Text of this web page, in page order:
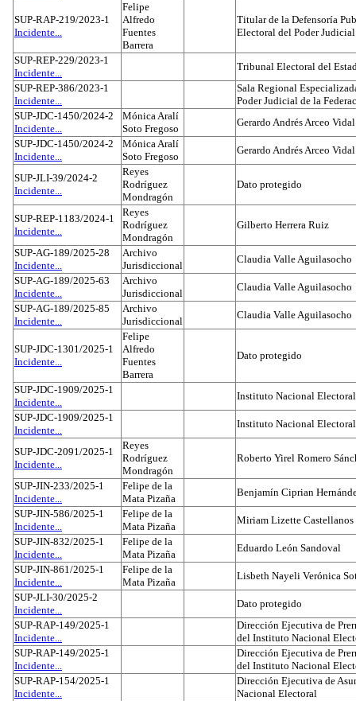
SUP-RAP-219/2023-1
Incidente...
Felipe
Alfredo
Fuentes
Barrera
Titular de la Defensoría
Electoral del Poder
SUP-REP-229/2023-1
Incidente...
Tribunal Electoral del
SUP-REP-386/2023-1
Incidente...
Sala Regional
Poder Judicial de la
SUP-JDC-1450/2024-2
Incidente...
Mónica Aralí
Soto Fregoso
Gerardo Andrés Arceo Vidal
SUP-JDC-1450/2024-2
Incidente...
Mónica Aralí
Soto Fregoso
Gerardo Andrés Arceo Vidal
SUP-JLI-39/2024-2
Incidente...
Reyes
Rodríguez
Mondragón
Dato protegido
SUP-REP-1183/2024-1
Incidente...
Reyes
Rodríguez
Mondragón
Gilberto Herrera Ruiz
SUP-AG-189/2025-28
Incidente...
Archivo
Jurisdiccional
Claudia Valle Aguilasocho
SUP-AG-189/2025-63
Incidente...
Archivo
Jurisdiccional
Claudia Valle Aguilasocho
SUP-AG-189/2025-85
Incidente...
Archivo
Jurisdiccional
Claudia Valle Aguilasocho
SUP-JDC-1301/2025-1
Incidente...
Felipe
Alfredo
Fuentes
Barrera
Dato protegido
SUP-JDC-1909/2025-1
Incidente...
Instituto Nacional Electoral
SUP-JDC-1909/2025-1
Incidente...
Instituto Nacional Electoral
SUP-JDC-2091/2025-1
Incidente...
Reyes
Rodríguez
Mondragón
Roberto Yirel Romero
SUP-JIN-233/2025-1
Incidente...
Felipe de la
Mata Pizaña
Benjamín Ciprian
SUP-JIN-586/2025-1
Incidente...
Felipe de la
Mata Pizaña
Miriam Lizette Castellanos
SUP-JIN-832/2025-1
Incidente...
Felipe de la
Mata Pizaña
Eduardo León Sandoval
SUP-JIN-861/2025-1
Incidente...
Felipe de la
Mata Pizaña
Lisbeth Nayeli Verónica
SUP-JLI-30/2025-2
Incidente...
Dato protegido
SUP-RAP-149/2025-1
Incidente...
Dirección Ejecutiva de
del Instituto Nacional
SUP-RAP-149/2025-1
Incidente...
Dirección Ejecutiva de
del Instituto Nacional
SUP-RAP-154/2025-1
Incidente...
Dirección Ejecutiva de
Nacional Electoral